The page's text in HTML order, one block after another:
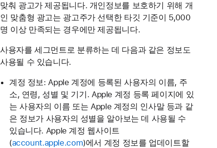
맞춰 광고가 제공됩니다. 개인정보를 보호하기 위해 개
인 맞춤형 광고는 광고주가 선택한 타깃 기준이 5,000
명 이상 만족되는 경우에만 제공됩니다.
사용자를 세그먼트로 분류하는 데 다음과 같은 정보도
사용될 수 있습니다.
계정 정보: Apple 계정에 등록된 사용자의 이름, 주
소, 연령, 성별 및 기기. Apple 계정 등록 페이지에 있
는 사용자의 이름 또는 Apple 계정의 인사말 등과 같
은 정보가 사용자의 성별을 알아보는 데 사용될 수
있습니다. Apple 계정 웹사이트
(account.apple.com)에서 계정 정보를 업데이트할